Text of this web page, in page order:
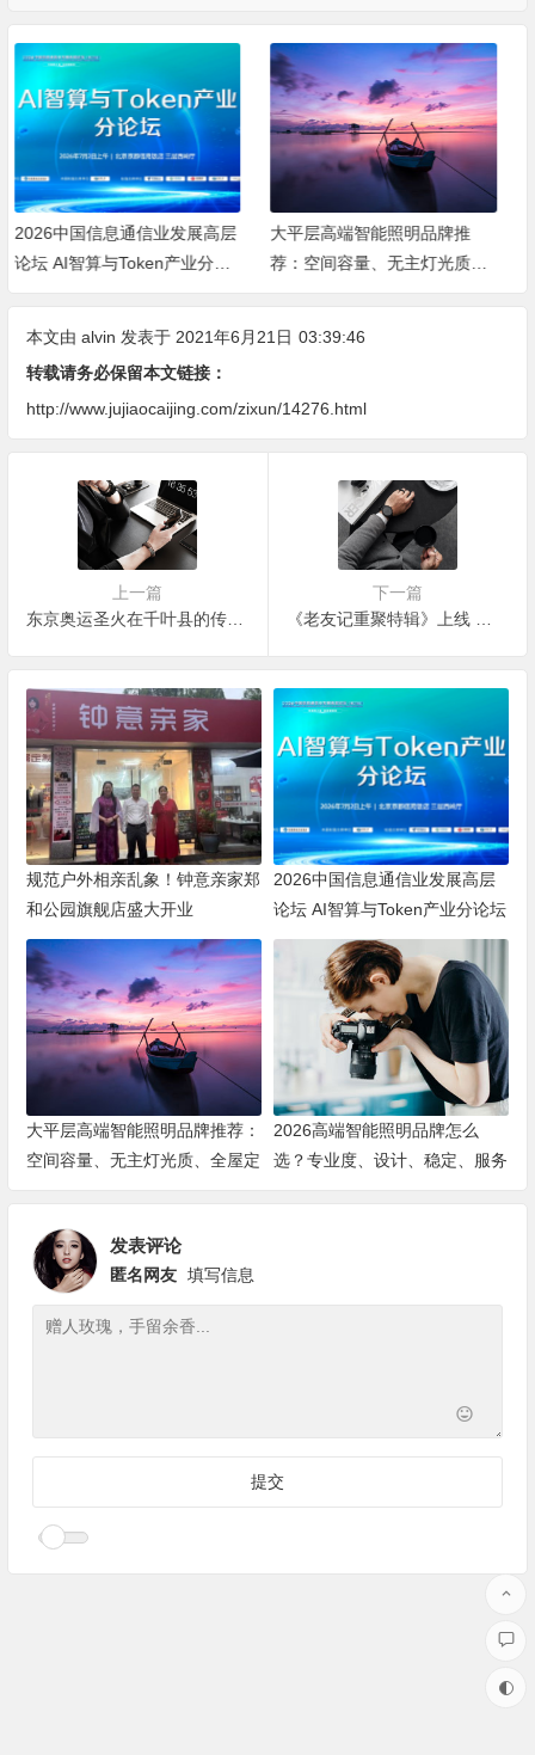
大平层高端智能照明品牌推
荐：空间容量、无主灯光质、
全屋定制、长期售后四个维度
2026高端智能照明品牌怎么
选？专业度、设计、稳定、服
务四大维度深度盘点
本文由 alvin 发表于 2021年6月21日 03:39:46
转载请务必保留本文链接：
http://www.jujiaocaijing.com/zixun/14276.html
上一篇
东京奥运圣火在千叶县的传递将闭门举行
下一篇
规范户外相亲乱象！钟意亲家郑
和公园旗舰店盛大开业
2026中国信息通信业发展高层
论坛 AI智算与Token产业分论坛
顺利举办
大平层高端智能照明品牌推荐：
空间容量、无主灯光质、全屋定
制、长期售后四个维度全解析
2026高端智能照明品牌怎么
选？专业度、设计、稳定、服务
四大维度深度盘点
发表评论
匿名网友 填写信息